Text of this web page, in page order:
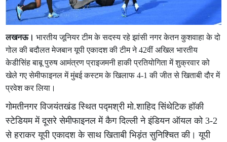
लखनऊ। भारतीय जूनियर टीम के सदस्य रहे झांसी नगर केतन कुशवाहा के दो
गोल की बदौलत मेजबान यूपी एकादश की टीम ने 42वीं अखिल भारतीय
केडीसिंह बाबू पुरुष आमंत्रण प्राइजमनी हाकी प्रतियोगिता में शुक्रवार को
खेले गए सेमीफाइनल में मुंबई कस्टम के खिलाफ 4-1 की जीत से खिताबी दौर में
प्रवेश कर लिया।
गोमतीनगर विजयंतखंड स्थित पद्मश्री मो.शाहिद सिंथेटिक हॉकी
स्टेडियम में दूसरे सेमीफाइनल में कैग दिल्ली ने इंडियन ऑयल को 3-2
से हराकर यूपी एकादश के साथ खिताबी भिड़ंत सुनिश्चित की। यूपी